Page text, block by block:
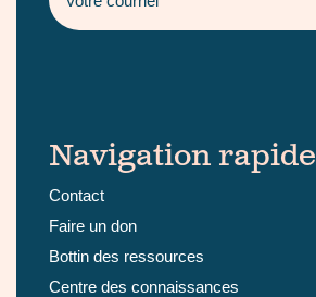
Navigation rapide
Contact
Faire un don
Bottin des ressources
Centre des connaissances